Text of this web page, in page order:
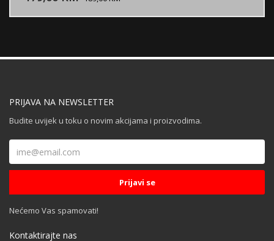
PRIJAVA NA NEWSLETTER
Budite uvijek u toku o novim akcijama i proizvodima.
Nećemo Vas spamovati!
Kontaktirajte nas